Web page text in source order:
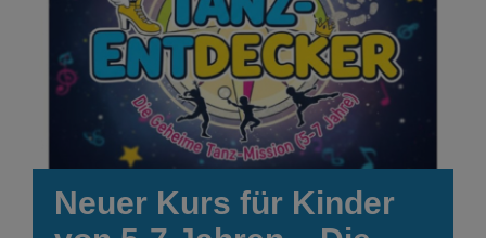
Neuer Kurs für Kinder